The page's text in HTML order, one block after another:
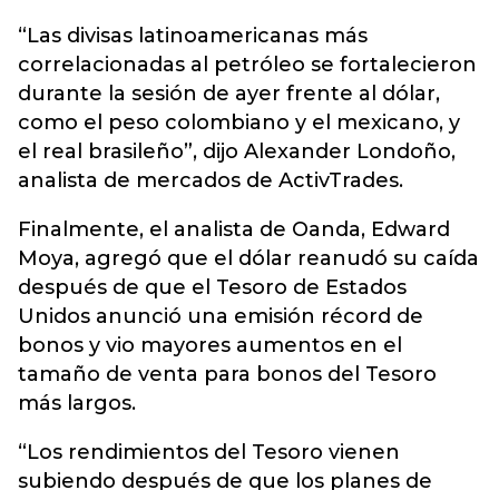
“Las divisas latinoamericanas más
correlacionadas al petróleo se fortalecieron
durante la sesión de ayer frente al dólar,
como el peso colombiano y el mexicano, y
el real brasileño”, dijo Alexander Londoño,
analista de mercados de ActivTrades.
Finalmente, el analista de Oanda, Edward
Moya, agregó que el dólar reanudó su caída
después de que el Tesoro de Estados
Unidos anunció una emisión récord de
bonos y vio mayores aumentos en el
tamaño de venta para bonos del Tesoro
más largos.
“Los rendimientos del Tesoro vienen
subiendo después de que los planes de